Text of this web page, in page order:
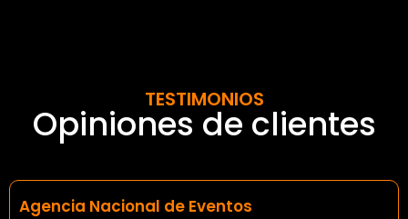
TESTIMONIOS
Opiniones de clientes
Agencia Nacional de Eventos